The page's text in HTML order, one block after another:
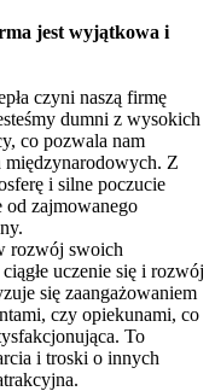
jest wyjątkowa i
czyni naszą firmę
dumni z wysokich
co pozwala nam
międzynarodowych. Z
i silne poczucie
zajmowanego
rozwój swoich
uczenie się i rozwój
się zaangażowaniem
czy opiekunami, co
To
i troski o innych